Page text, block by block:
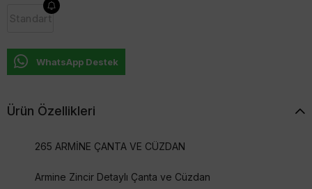
Standart
WhatsApp Destek
Ürün Özellikleri
265 ARMİNE ÇANTA VE CÜZDAN
Armine Zincir Detaylı Çanta ve Cüzdan